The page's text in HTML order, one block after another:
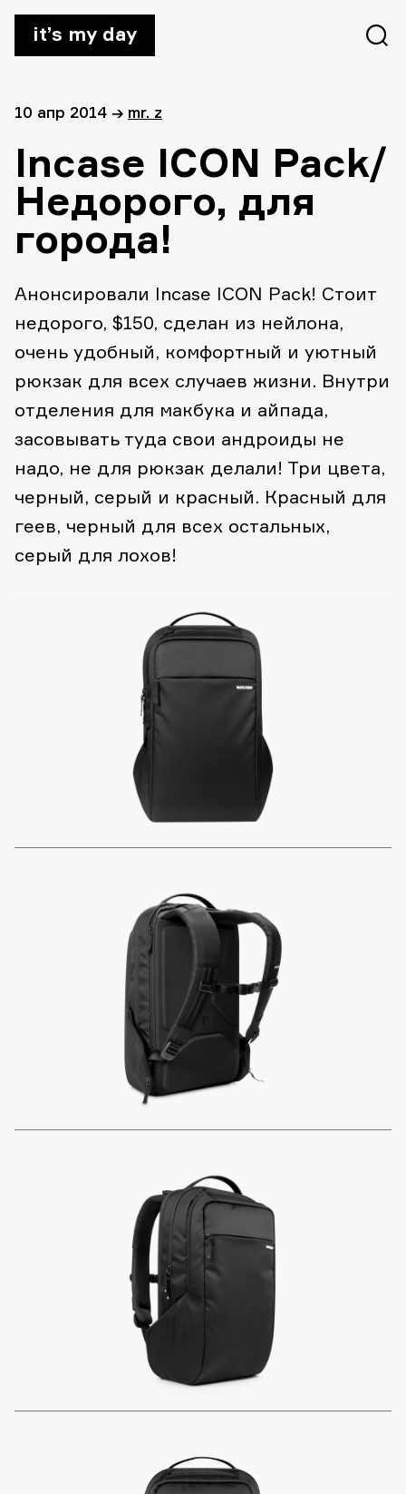
it’s my day
10 апр 2014 → mr. z
Incase ICON Pack/
Недорого, для
города!
Анонсировали Incase ICON Pack! Стоит
недорого, $150, сделан из нейлона,
очень удобный, комфортный и уютный
рюкзак для всех случаев жизни. Внутри
отделения для макбука и айпада,
засовывать туда свои андроиды не
надо, не для рюкзак делали! Три цвета,
черный, серый и красный. Красный для
геев, черный для всех остальных,
серый для лохов!